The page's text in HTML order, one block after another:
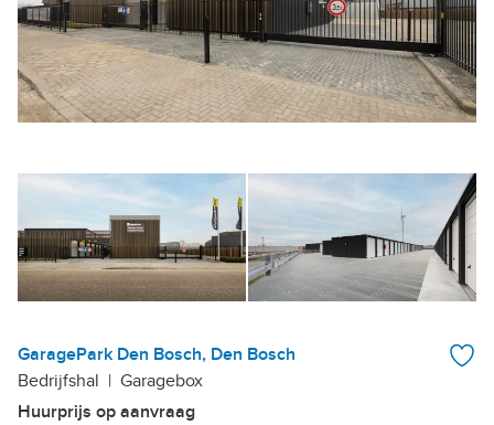
GaragePark Den Bosch, Den Bosch
Bedrijfshal | Garagebox
Huurprijs op aanvraag